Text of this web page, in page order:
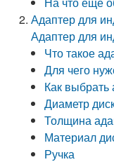
Адаптер для
Адаптер для
Что такое
Для чего
Как выбрать
Диаметр
Толщина
Материал
Ручка